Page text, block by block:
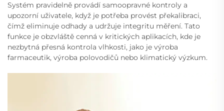
Systém pravidelně provádí samoopravné kontroly a
upozorní uživatele, když je potřeba provést překalibraci,
čímž eliminuje odhady a udržuje integritu měření. Tato
funkce je obzvláště cenná v kritických aplikacích, kde je
nezbytná přesná kontrola vlhkosti, jako je výroba
farmaceutik, výroba polovodičů nebo klimatický výzkum.